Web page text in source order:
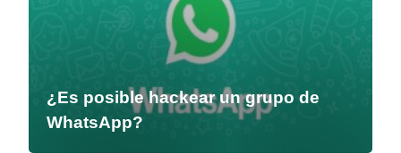
¿Es posible hackear un grupo de
WhatsApp?